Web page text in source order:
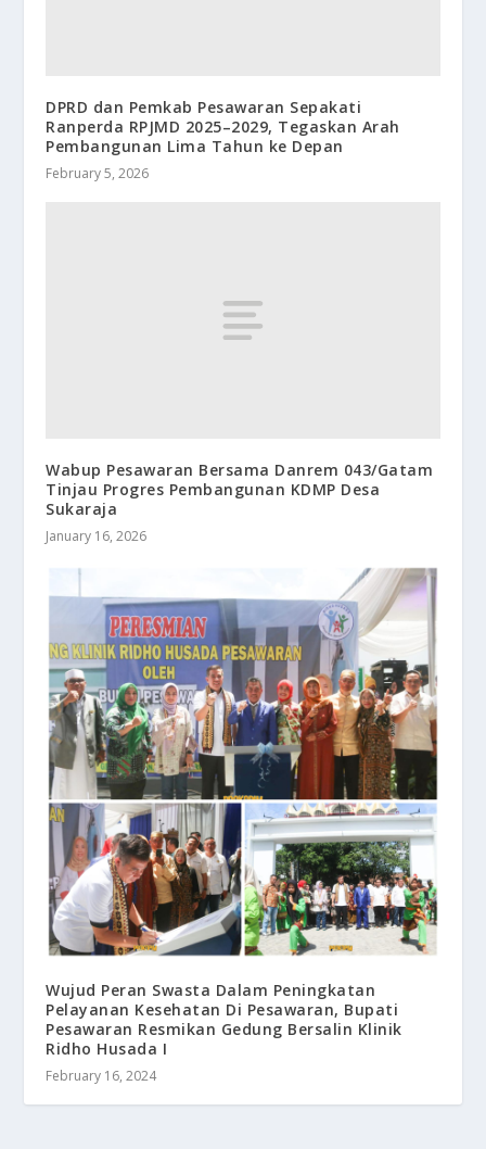
DPRD dan Pemkab Pesawaran Sepakati
Ranperda RPJMD 2025–2029, Tegaskan Arah
Pembangunan Lima Tahun ke Depan
February 5, 2026
Wabup Pesawaran Bersama Danrem 043/Gatam
Tinjau Progres Pembangunan KDMP Desa
Sukaraja
January 16, 2026
Wujud Peran Swasta Dalam Peningkatan
Pelayanan Kesehatan Di Pesawaran, Bupati
Pesawaran Resmikan Gedung Bersalin Klinik
Ridho Husada I
February 16, 2024